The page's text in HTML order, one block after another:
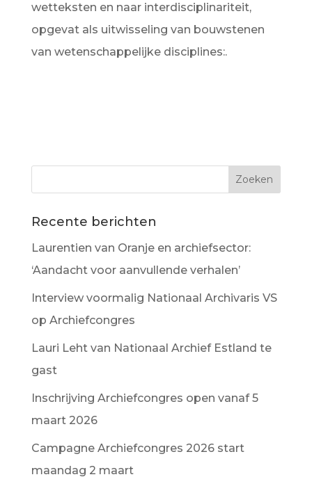
wetteksten en naar interdisciplinariteit,
opgevat als uitwisseling van bouwstenen
van wetenschappelijke disciplines:.
Recente berichten
Laurentien van Oranje en archiefsector:
‘Aandacht voor aanvullende verhalen’
Interview voormalig Nationaal Archivaris VS
op Archiefcongres
Lauri Leht van Nationaal Archief Estland te
gast
Inschrijving Archiefcongres open vanaf 5
maart 2026
Campagne Archiefcongres 2026 start
maandag 2 maart